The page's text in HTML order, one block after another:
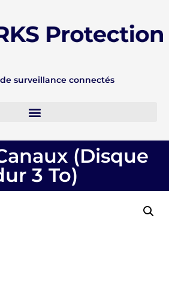
surveillance connectés
(Disque
3 To)